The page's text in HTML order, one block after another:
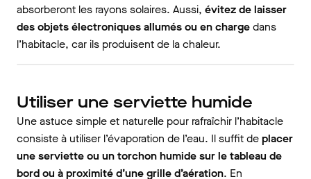
absorberont les rayons solaires. Aussi, évitez de laisser
des objets électroniques allumés ou en chargedans
l’habitacle, car ils produisent de la chaleur.
Utiliser une serviette humide
Une astuce simple et naturelle pour rafraîchir l’habitacle
consiste à utiliser l’évaporation de l’eau. Il suffit deplacer
une serviette ou un torchon humide sur le tableau de
bord ou à proximité d’une grille d’aération. En